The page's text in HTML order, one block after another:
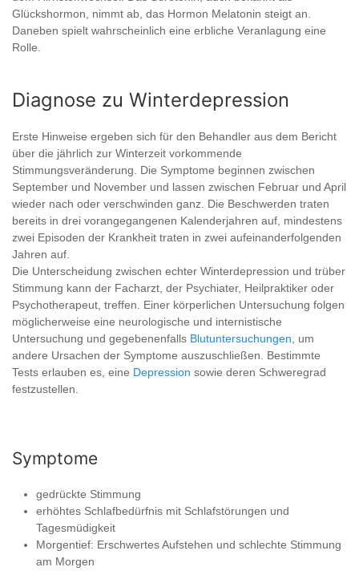
Glückshormon, nimmt ab, das Hormon Melatonin steigt an.
Daneben spielt wahrscheinlich eine erbliche Veranlagung eine
Rolle.
Diagnose zu Winterdepression
Erste Hinweise ergeben sich für den Behandler aus dem Bericht
über die jährlich zur Winterzeit vorkommende
Stimmungsveränderung. Die Symptome beginnen zwischen
September und November und lassen zwischen Februar und April
wieder nach oder verschwinden ganz. Die Beschwerden traten
bereits in drei vorangegangenen Kalenderjahren auf, mindestens
zwei Episoden der Krankheit traten in zwei aufeinanderfolgenden
Jahren auf.
Die Unterscheidung zwischen echter Winterdepression und trüber
Stimmung kann der Facharzt, der Psychiater, Heilpraktiker oder
Psychotherapeut, treffen. Einer körperlichen Untersuchung folgen
möglicherweise eine neurologische und internistische
Untersuchung und gegebenenfalls Blutuntersuchungen , um
andere Ursachen der Symptome auszuschließen. Bestimmte
Tests erlauben es, eine Depression sowie deren Schweregrad
festzustellen.
Symptome
gedrückte Stimmung
erhöhtes Schlafbedürfnis mit Schlafstörungen und
Tagesmüdigkeit
Morgentief: Erschwertes Aufstehen und schlechte Stimmung
am Morgen